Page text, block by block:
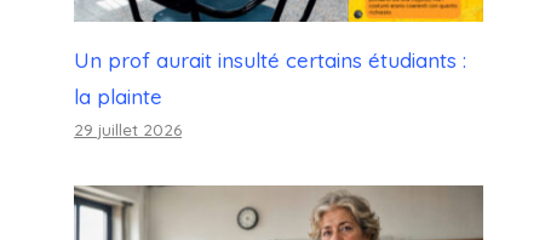
Un prof aurait insulté certains étudiants :
la plainte
29 juillet 2026